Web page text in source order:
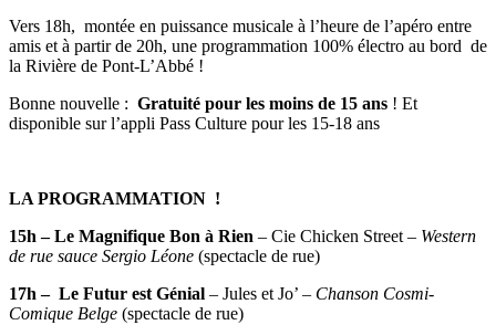
Vers 18h, montée en puissance musicale à l’heure de l’apéro entre
amis et à partir de 20h, une programmation 100% électro au bord de
la Rivière de Pont-L’Abbé !
Bonne nouvelle : Gratuité pour les moins de 15 ans ! Et
disponible sur l’appli Pass Culture pour les 15-18 ans
LA PROGRAMMATION !
15h – Le Magnifique Bon à Rien – Cie Chicken Street – Western
de rue sauce Sergio Léone (spectacle de rue)
17h – Le Futur est Génial – Jules et Jo’ – Chanson Cosmi-
Comique Belge (spectacle de rue)